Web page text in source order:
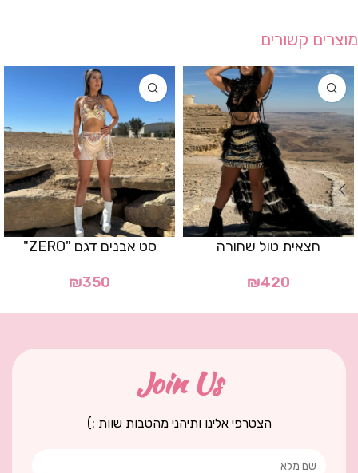
מוצרים קשורים
חצאית טול שחורה
₪420
סט אבנים דגם "ZERO"
₪350
Join Us
הצטרפי אלינו ותיהני מהטבות שוות :)